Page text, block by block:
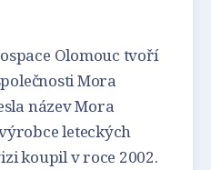
Olomouc tvoří
Mora
název Mora
leteckých
koupil v roce 2002.